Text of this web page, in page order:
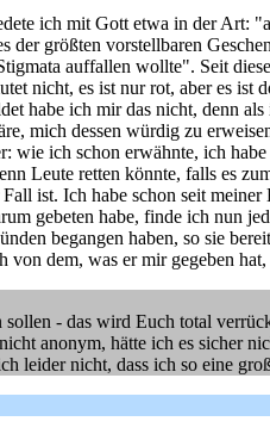
ich mit Gott etwa in der
größten vorstellbaren
auffallen wollte". Seit
nicht, es ist nur rot, aber es
habe ich mir das nicht, denn
mich dessen würdig zu
wie ich schon erwähnte, ich
Leute retten könnte, falls es
ist. Ich habe schon seit
gebeten habe, finde ich nun
begangen haben, so sie
dem, was er mir gegeben
- das wird Euch total
anonym, hätte ich es sicher
leider nicht, dass ich so eine